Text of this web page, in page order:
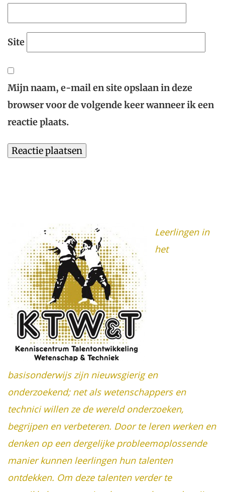
Site
Mijn naam, e-mail en site opslaan in deze
browser voor de volgende keer wanneer ik een
reactie plaats.
Leerlingen in
het
basisonderwijs zijn nieuwsgierig en
onderzoekend; net als wetenschappers en
technici willen ze de wereld onderzoeken,
begrijpen en verbeteren. Door te leren werken en
denken op een dergelijke probleemoplossende
manier kunnen leerlingen hun talenten
ontdekken. Om deze talenten verder te